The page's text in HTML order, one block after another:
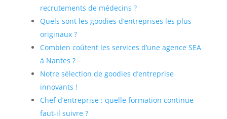
recrutements de médecins ?
Quels sont les goodies d’entreprises les plus
originaux ?
Combien coûtent les services d’une agence SEA
à Nantes ?
Notre sélection de goodies d’entreprise
innovants !
Chef d’entreprise : quelle formation continue
faut-il suivre ?